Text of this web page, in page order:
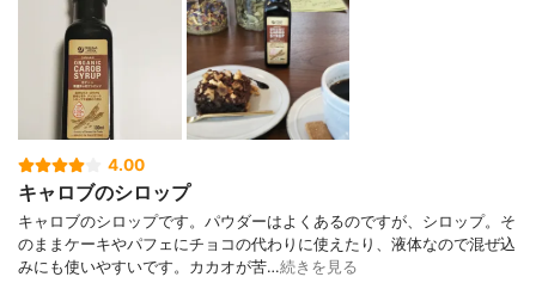
4.00
キャロブのシロップ
キャロブのシロップです。パウダーはよくあるのですが、シロップ。そ
のままケーキやパフェにチョコの代わりに使えたり、液体なので混ぜ込
みにも使いやすいです。カカオが苦…続きを見る